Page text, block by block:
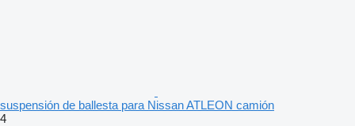
suspensión de ballesta para Nissan ATLEON camión
4